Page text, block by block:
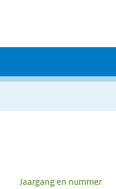
Jaargang en nummer